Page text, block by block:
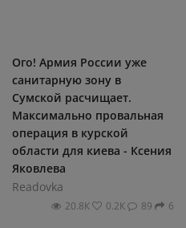
Ого! Армия России уже
санитарную зону в
Сумской расчищает.
Максимально провальная
операция в курской
области для киева - Ксения
Яковлева
Readovka
20.8К 0.2К 89 6